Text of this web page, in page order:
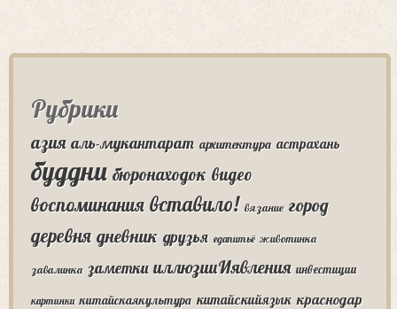
Рубрики
азия аль-мукантарат архитектура астрахань
буддни бюронаходок видео
воспоминания вставило! вязание город
деревня дневник друзья едапитьё животинка
завалинка заметки иллюзииИявления инвестиции
картинки китайскаякультура китайскийязык краснодар